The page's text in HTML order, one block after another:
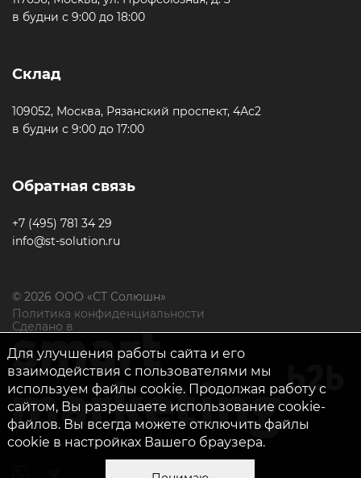
в будни с 9:00 до 18:00
Склад
109052, Москва, Рязанский проспект, 4Ас2
в будни с 9:00 до 17:00
Обратная связь
+7 (495) 781 34 29
info@st-solution.ru
© 2026 ООО «СТ Солюшн»
Политика конфиденциальности
Сделано в
Для улучшения работы сайта и его
взаимодействия с пользователями мы
используем файлы cookie. Продолжая работу с
сайтом, Вы разрешаете использование cookie-
файлов. Вы всегда можете отключить файлы
cookie в настройках Вашего браузера.